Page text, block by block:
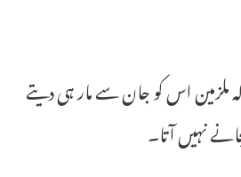
اس کو جان سے مار ہی دیتے
نہیں آتا۔